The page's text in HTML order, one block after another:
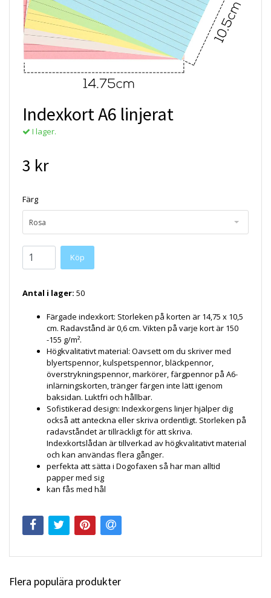
Indexkort A6 linjerat
I lager.
3 kr
Färg
Rosa
Köp
Antal i lager: 50
Färgade indexkort: Storleken på korten är 14,75 x 10,5
cm. Radavstånd är 0,6 cm. Vikten på varje kort är 150
-155 g/m².
Högkvalitativt material: Oavsett om du skriver med
blyertspennor, kulspetspennor, bläckpennor,
överstrykningspennor, markörer, färgpennor på A6-
inlärningskorten, tränger färgen inte lätt igenom
baksidan. Luktfri och hållbar.
Sofistikerad design: Indexkorgens linjer hjälper dig
också att anteckna eller skriva ordentligt. Storleken på
radavståndet är tillräckligt för att skriva.
Indexkortslådan är tillverkad av högkvalitativt material
och kan användas flera gånger.
perfekta att sätta i Dogofaxen så har man alltid
papper med sig
kan fås med hål
Flera populära produkter